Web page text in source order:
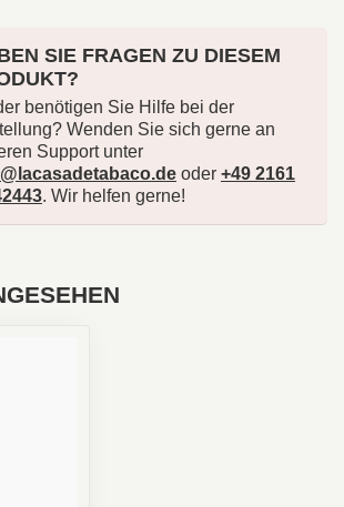
SIE FRAGEN ZU DIESEM
benötigen Sie Hilfe bei der
Wenden Sie sich gerne an
Support unter
oder +49 2161
. Wir helfen gerne!